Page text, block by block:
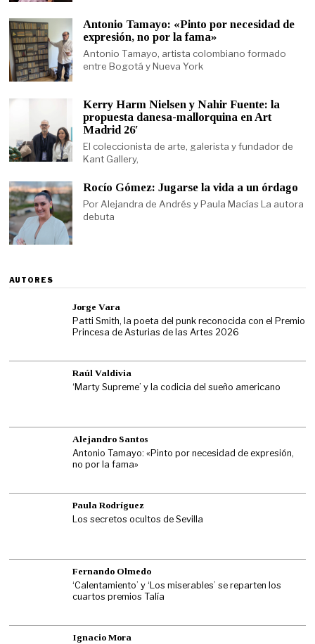
Antonio Tamayo: «Pinto por necesidad de
expresión, no por la fama»
Antonio Tamayo, artista colombiano formado
entre Bogotá y Nueva York
Kerry Harm Nielsen y Nahir Fuente: la
propuesta danesa-mallorquina en Art
Madrid 26′
El coleccionista de arte, galerista y fundador de
Kant Gallery,
Rocío Gómez: Jugarse la vida a un órdago
Por Alejandra de Andrés y Paula Macías La autora
debuta
AUTORES
Jorge Vara
Patti Smith, la poeta del punk reconocida con el Premio
Princesa de Asturias de las Artes 2026
Raúl Valdivia
‘Marty Supreme’ y la codicia del sueño americano
Alejandro Santos
Antonio Tamayo: «Pinto por necesidad de expresión,
no por la fama»
Paula Rodríguez
Los secretos ocultos de Sevilla
Fernando Olmedo
‘Calentamiento’ y ‘Los miserables’ se reparten los
cuartos premios Talía
Ignacio Mora